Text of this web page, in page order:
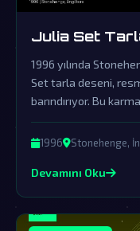
Julia Set
1996 yılında
Set tarla deseni,
barındırıyor. Bu
varlığına dair en
1996 Stonehenge,
Devamını Oku